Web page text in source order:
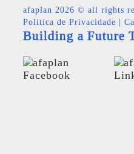
afaplan 2026 © all rights
Política de Privacidade
Building a Future